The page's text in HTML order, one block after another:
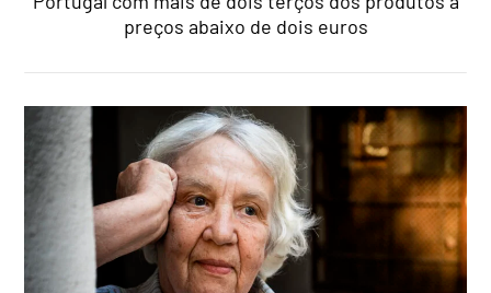
preços abaixo de dois euros